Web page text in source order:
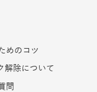
めのコツ
解除について
問